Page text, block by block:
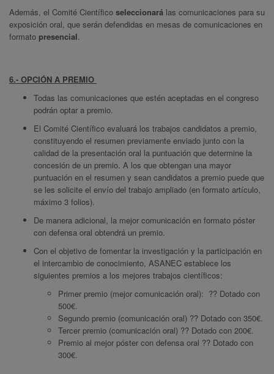
Además, el Comité Científico seleccionará las comunicaciones para su
exposición oral, que serán defendidas en mesas de comunicaciones en
formato presencial.
6.- OPCIÓN A PREMIO
Todas las comunicaciones que estén aceptadas en el congreso
podrán optar a premio.
El Comité Científico evaluará los trabajos candidatos a premio,
constituyendo el resumen previamente enviado junto con la
calidad de la presentación oral la puntuación que determine la
concesión de un premio. A los que obtengan una mayor
puntuación en el resumen y sean candidatos a premio puede que
se les solicite el envío del trabajo ampliado (en formato artículo,
máximo 3 folios).
De manera adicional, la mejor comunicación en formato póster
con defensa oral obtendrá un premio.
Con el objetivo de fomentar la investigación y la participación en
el intercambio de conocimiento, ASANEC establece los
siguientes premios a los mejores trabajos científicos:
Primer premio (mejor comunicación oral): ?? Dotado con
500€.
Segundo premio (comunicación oral) ?? Dotado con 350€.
Tercer premio (comunicación oral) ?? Dotado con 200€.
Premio al mejor póster con defensa oral ?? Dotado con
300€.